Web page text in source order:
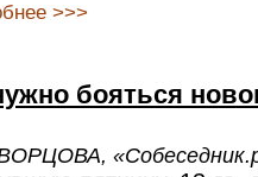
>>>
бояться